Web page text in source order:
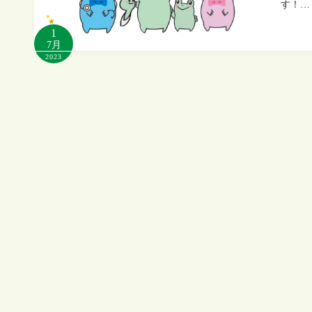
1
7月
2023
す！…